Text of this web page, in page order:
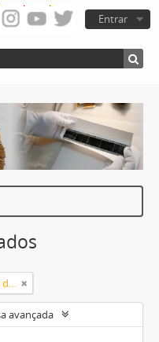
Entrar
Insurgencia Corriente de Estudiantes del Pueblo
avançada